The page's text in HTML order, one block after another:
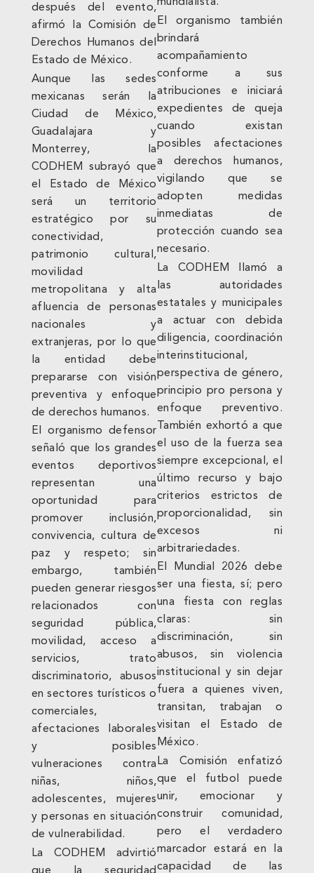
después del evento,
afirmó la Comisión de
Derechos Humanos del
Estado de México.
Aunque las sedes
mexicanas serán la
Ciudad de México,
Guadalajara y
Monterrey, la
CODHEM subrayó que
el Estado de México
será un territorio
estratégico por su
conectividad,
patrimonio cultural,
movilidad
metropolitana y alta
afluencia de personas
nacionales y
extranjeras, por lo que
la entidad debe
prepararse con visión
preventiva y enfoque
de derechos humanos.
El organismo defensor
señaló que los grandes
eventos deportivos
representan una
oportunidad para
promover inclusión,
convivencia, cultura de
paz y respeto; sin
embargo, también
pueden generar riesgos
relacionados con
seguridad pública,
movilidad, acceso a
servicios, trato
discriminatorio, abusos
en sectores turísticos o
comerciales,
afectaciones laborales
y posibles
vulneraciones contra
niñas, niños,
adolescentes, mujeres
y personas en situación
de vulnerabilidad.
La CODHEM advirtió
que la seguridad
mundialista.
El organismo también
brindará
acompañamiento
conforme a sus
atribuciones e iniciará
expedientes de queja
cuando existan
posibles afectaciones
a derechos humanos,
vigilando que se
adopten medidas
inmediatas de
protección cuando sea
necesario.
La CODHEM llamó a
las autoridades
estatales y municipales
a actuar con debida
diligencia, coordinación
interinstitucional,
perspectiva de género,
principio pro persona y
enfoque preventivo.
También exhortó a que
el uso de la fuerza sea
siempre excepcional, el
último recurso y bajo
criterios estrictos de
proporcionalidad, sin
excesos ni
arbitrariedades.
El Mundial 2026 debe
ser una fiesta, sí; pero
una fiesta con reglas
claras: sin
discriminación, sin
abusos, sin violencia
institucional y sin dejar
fuera a quienes viven,
transitan, trabajan o
visitan el Estado de
México.
La Comisión enfatizó
que el futbol puede
unir, emocionar y
construir comunidad,
pero el verdadero
marcador estará en la
capacidad de las